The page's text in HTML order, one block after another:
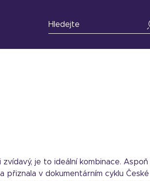
je to ideální kombinace.
přiznala v dokumentárním cyklu České